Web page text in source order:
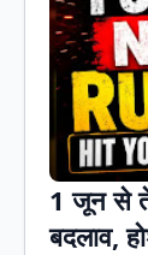
1 जून से
बदलाव,